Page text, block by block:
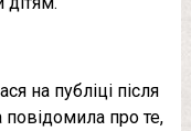
на публіці після
повідомила про те,